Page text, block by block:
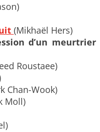
(Mikhaël Hers)
d’un meurtrier
Roustaee)
Chan-Wook)
Moll)